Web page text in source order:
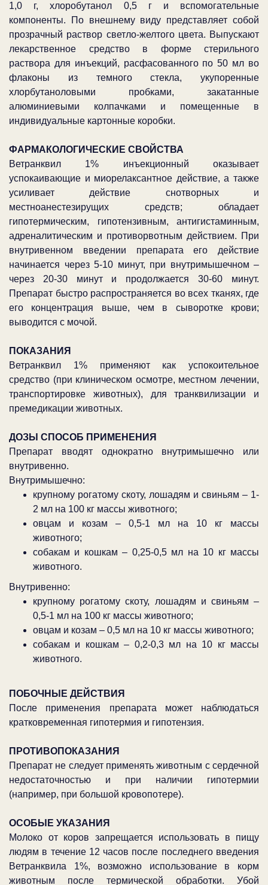
1,0 г, хлоробутанол 0,5 г и вспомогательные
компоненты. По внешнему виду представляет собой
прозрачный раствор светло-желтого цвета. Выпускают
лекарственное средство в форме стерильного
раствора для инъекций, расфасованного по 50 мл во
флаконы из темного стекла, укупоренные
хлорбутаноловыми пробками, закатанные
алюминиевыми колпачками и помещенные в
индивидуальные картонные коробки.
ФАРМАКОЛОГИЧЕСКИЕ СВОЙСТВА
Ветранквил 1% инъекционный оказывает
успокаивающие и миорелаксантное действие, а также
усиливает действие снотворных и
местноанестезирущих средств; обладает
гипотермическим, гипотензивным, антигистаминным,
адреналитическим и противорвотным действием. При
внутривенном введении препарата его действие
начинается через 5-10 минут, при внутримышечном –
через 20-30 минут и продолжается 30-60 минут.
Препарат быстро распространяется во всех тканях, где
его концентрация выше, чем в сыворотке крови;
выводится с мочой.
ПОКАЗАНИЯ
Ветранквил 1% применяют как успокоительное
средство (при клиническом осмотре, местном лечении,
транспортировке животных), для транквилизации и
премедикации животных.
ДОЗЫ СПОСОБ ПРИМЕНЕНИЯ
Препарат вводят однократно внутримышечно или
внутривенно.
Внутримышечно:
крупному рогатому скоту, лошадям и свиньям – 1-
2 мл на 100 кг массы животного;
овцам и козам – 0,5-1 мл на 10 кг массы
животного;
собакам и кошкам – 0,25-0,5 мл на 10 кг массы
животного.
Внутривенно:
крупному рогатому скоту, лошадям и свиньям –
0,5-1 мл на 100 кг массы животного;
овцам и козам – 0,5 мл на 10 кг массы животного;
собакам и кошкам – 0,2-0,3 мл на 10 кг массы
животного.
ПОБОЧНЫЕ ДЕЙСТВИЯ
После применения препарата может наблюдаться
кратковременная гипотермия и гипотензия.
ПРОТИВОПОКАЗАНИЯ
Препарат не следует применять животным с сердечной
недостаточностью и при наличии гипотермии
(например, при большой кровопотере).
ОСОБЫЕ УКАЗАНИЯ
Молоко от коров запрещается использовать в пищу
людям в течение 12 часов после последнего введения
Ветранквила 1%, возможно использование в корм
животным после термической обработки. Убой